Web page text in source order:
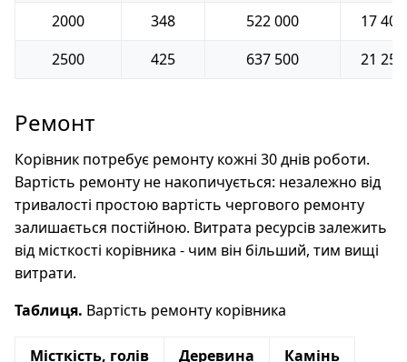
2000
348 522 000
17 400
2500
425 637 500 21 250
Ремонт
Корівник потребує ремонту кожні 30 днів роботи.
Вартість ремонту не накопичується: незалежно від
тривалості простою вартість чергового ремонту
залишається постійною. Витрата ресурсів залежить
від місткості корівника - чим він більший, тим вищі
витрати.
Таблиця. Вартість ремонту корівника
Місткість, голів Деревина
Камінь